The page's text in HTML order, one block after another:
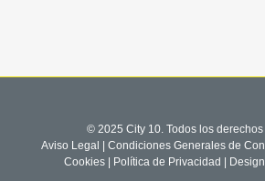
© 2025 City 10. Todos los
Aviso Legal
Condiciones Generales de
Cookies
Política de Privacidad |